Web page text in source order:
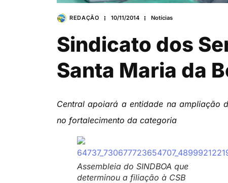
REDAÇÃO 10/11/2014 Notícias
Sindicato dos
Santa Maria da
Central apoiará a entidade na ampliação
no fortalecimento da categoria
Assembleia do SINDBOA que
determinou a filiação à CSB